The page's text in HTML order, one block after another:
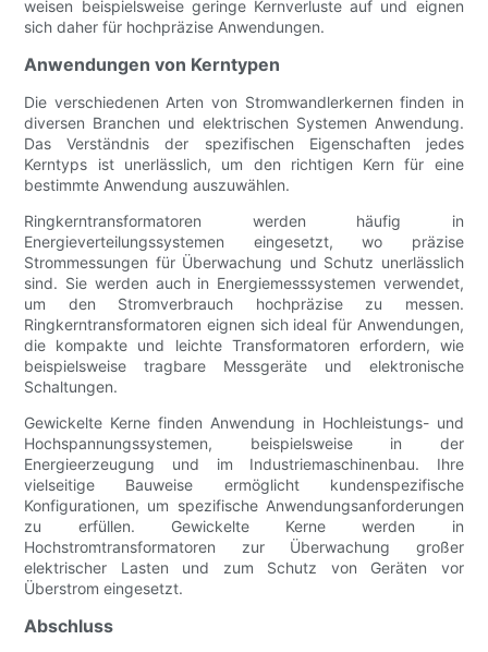
weisen beispielsweise geringe Kernverluste auf und eignen
sich daher für hochpräzise Anwendungen.
Anwendungen von Kerntypen
Die verschiedenen Arten von Stromwandlerkernen finden in
diversen Branchen und elektrischen Systemen Anwendung.
Das Verständnis der spezifischen Eigenschaften jedes
Kerntyps ist unerlässlich, um den richtigen Kern für eine
bestimmte Anwendung auszuwählen.
Ringkerntransformatoren werden häufig in
Energieverteilungssystemen eingesetzt, wo präzise
Strommessungen für Überwachung und Schutz unerlässlich
sind. Sie werden auch in Energiemesssystemen verwendet,
um den Stromverbrauch hochpräzise zu messen.
Ringkerntransformatoren eignen sich ideal für Anwendungen,
die kompakte und leichte Transformatoren erfordern, wie
beispielsweise tragbare Messgeräte und elektronische
Schaltungen.
Gewickelte Kerne finden Anwendung in Hochleistungs- und
Hochspannungssystemen, beispielsweise in der
Energieerzeugung und im Industriemaschinenbau. Ihre
vielseitige Bauweise ermöglicht kundenspezifische
Konfigurationen, um spezifische Anwendungsanforderungen
zu erfüllen. Gewickelte Kerne werden in
Hochstromtransformatoren zur Überwachung großer
elektrischer Lasten und zum Schutz von Geräten vor
Überstrom eingesetzt.
Abschluss